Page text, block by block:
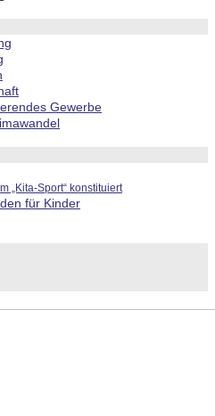
Gewerbe
„Kita-Sport“ konstituiert
für Kinder